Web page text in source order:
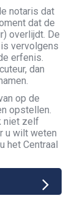
notaris dat
dat de
overlijdt. De
vervolgens
erfenis.
dan
op de
opstellen.
niet zelf
u wilt weten
het Centraal